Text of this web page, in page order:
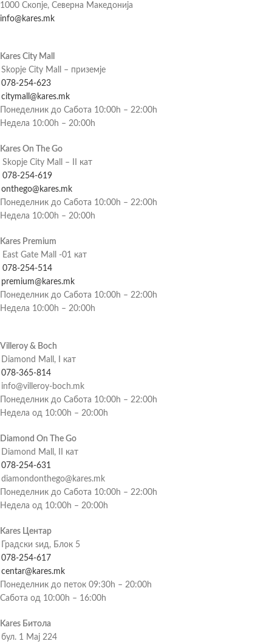
1000 Скопје, Северна Македонија
info@kares.mk
Kares City Mall
Skopje City Mall – приземје
078-254-623
citymall@kares.mk
Понеделник до Сабота 10:00h – 22:00h
Недела 10:00h – 20:00h
Kares On The Go
Skopje City Mall – II кат
078-254-619
onthego@kares.mk
Понеделник до Сабота 10:00h – 22:00h
Недела 10:00h – 20:00h
Kares Premium
East Gate Mall -01 кат
078-254-514
premium@kares.mk
Понеделник до Сабота 10:00h – 22:00h
Недела 10:00h – 20:00h
Villeroy & Boch
Diamond Mall, I кат
078-365-814
info@villeroy-boch.mk
Понеделник до Сабота 10:00h – 22:00h
Недела од 10:00h – 20:00h
Diamond On The Go
Diamond Mall, II кат
078-254-631
diamondonthego@kares.mk
Понеделник до Сабота 10:00h – 22:00h
Недела од 10:00h – 20:00h
Kares Центар
Градски ѕид, Блок 5
078-254-617
centar@kares.mk
Понеделник до петок 09:30h – 20:00h
Сабота од 10:00h – 16:00h
Kares Битола
бул. 1 Мај 224